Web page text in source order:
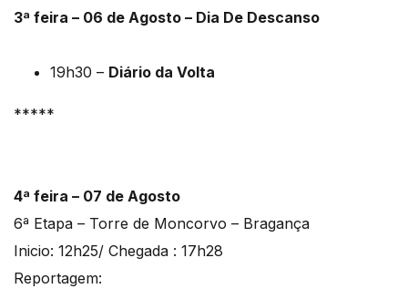
3ª feira – 06 de Agosto – Dia De Descanso
19h30 – Diário da Volta
*****
4ª feira – 07 de Agosto
6ª Etapa – Torre de Moncorvo – Bragança
Inicio: 12h25/ Chegada : 17h28
Reportagem: